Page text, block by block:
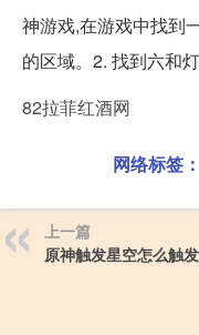
神游戏,在游戏中找到
的区域。2. 找到六和
82拉菲红酒网
网络标签：
上一篇
原神触发星空怎么触发